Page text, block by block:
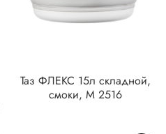
Таз ФЛЕКС 15л складной,
смоки, М 2516